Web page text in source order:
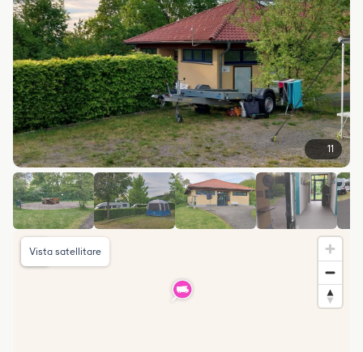
11
Vista satellitare